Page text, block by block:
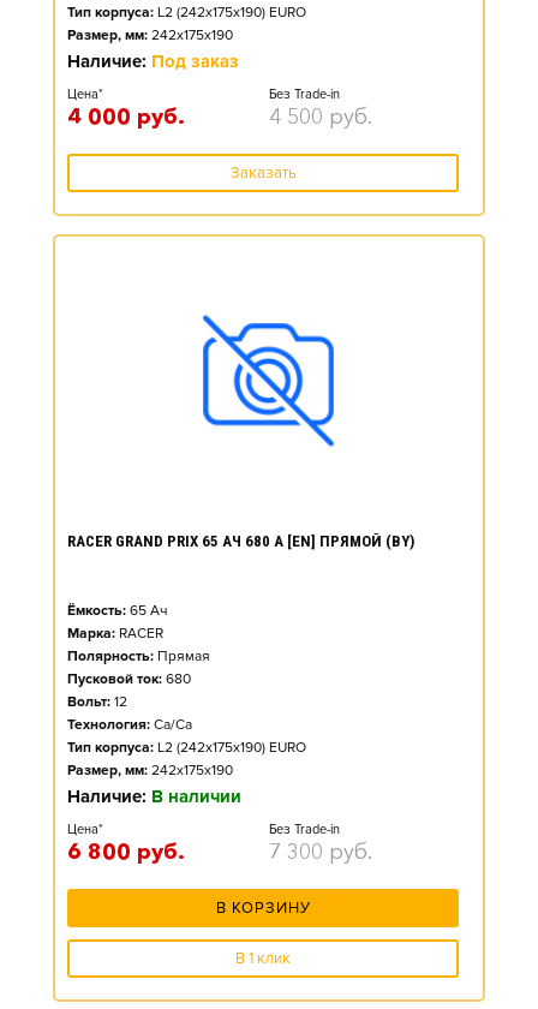
Тип корпуса: L2 (242x175x190) EURO
Размер, мм: 242x175x190
Наличие: Под заказ
Цена*
4 000 руб.
Без Trade-in
4 500 руб.
Заказать
RACER GRAND PRIX 65 АЧ 680 А [EN] ПРЯМОЙ (BY)
Ёмкость: 65 Ач
Марка: RACER
Полярность: Прямая
Пусковой ток: 680
Вольт: 12
Технология: Ca/Ca
Тип корпуса: L2 (242x175x190) EURO
Размер, мм: 242x175x190
Наличие: В наличии
Цена*
6 800 руб.
Без Trade-in
7 300 руб.
В КОРЗИНУ
В 1 клик